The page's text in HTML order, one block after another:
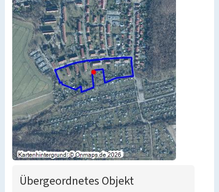
Übergeordnetes Objekt